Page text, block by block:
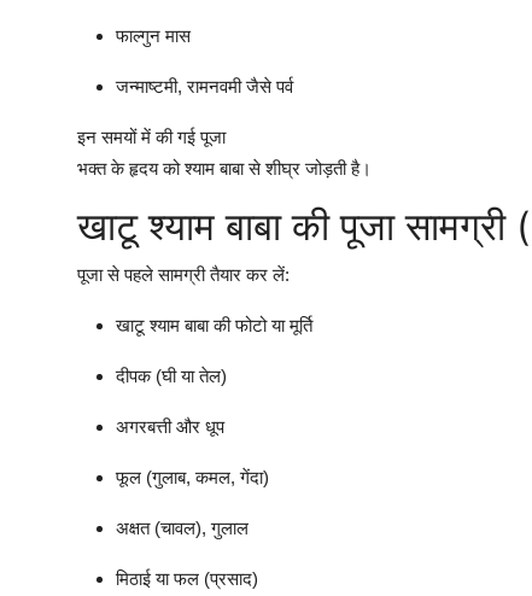
फाल्गुन मास
जन्माष्टमी, रामनवमी जैसे पर्व
इन समयों में की गई पूजा
भक्त के हृदय को श्याम बाबा से शीघ्र जोड़ती है।
खाटू श्याम बाबा की पूजा
पूजा से पहले सामग्री तैयार कर लें:
खाटू श्याम बाबा की फोटो या मूर्ति
दीपक (घी या तेल)
अगरबत्ती और धूप
फूल (गुलाब, कमल, गेंदा)
अक्षत (चावल), गुलाल
मिठाई या फल (प्रसाद)